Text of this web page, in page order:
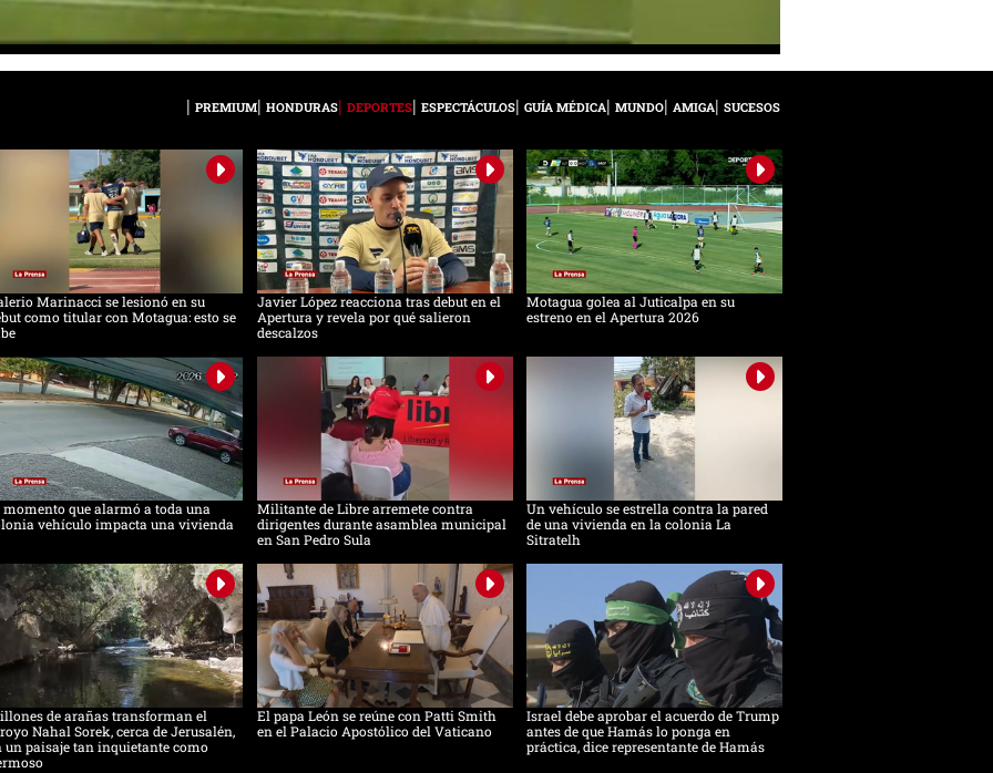
PREMIUM HONDURAS DEPORTES ESPECTÁCULOS GUÍA MÉDICA MUNDO AMIGA SUCESOS
Marinacci se lesionó en su
como titular con Motagua: esto se
Javier López reacciona tras debut en el
Apertura y revela por qué salieron
descalzos
Motagua golea al Juticalpa en su
estreno en el Apertura 2026
momento que alarmó a toda una
vehículo impacta una vivienda
Militante de Libre arremete contra
dirigentes durante asamblea municipal
en San Pedro Sula
Un vehículo se estrella contra la pared
de una vivienda en la colonia La
Sitratelh
de arañas transforman el
Nahal Sorek, cerca de Jerusalén,
un paisaje tan inquietante como
El papa León se reúne con Patti Smith
en el Palacio Apostólico del Vaticano
Israel debe aprobar el acuerdo de Trump
antes de que Hamás lo ponga en
práctica, dice representante de Hamás